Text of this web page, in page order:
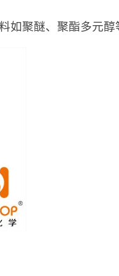
如聚醚、聚酯多元醇